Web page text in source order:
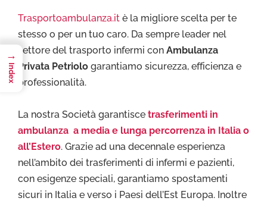
Trasportoambulanza.it è la migliore scelta per te
stesso o per un tuo caro. Da sempre leader nel
settore del trasporto infermi con Ambulanza
Privata Petriolo garantiamo sicurezza, efficienza e
professionalità.
La nostra Società garantisce trasferimenti in
ambulanza a media e lunga percorrenza in Italia o
all’Estero. Grazie ad una decennale esperienza
nell’ambito dei trasferimenti di infermi e pazienti,
con esigenze speciali, garantiamo spostamenti
sicuri in Italia e verso i Paesi dell’Est Europa. Inoltre
→
Index